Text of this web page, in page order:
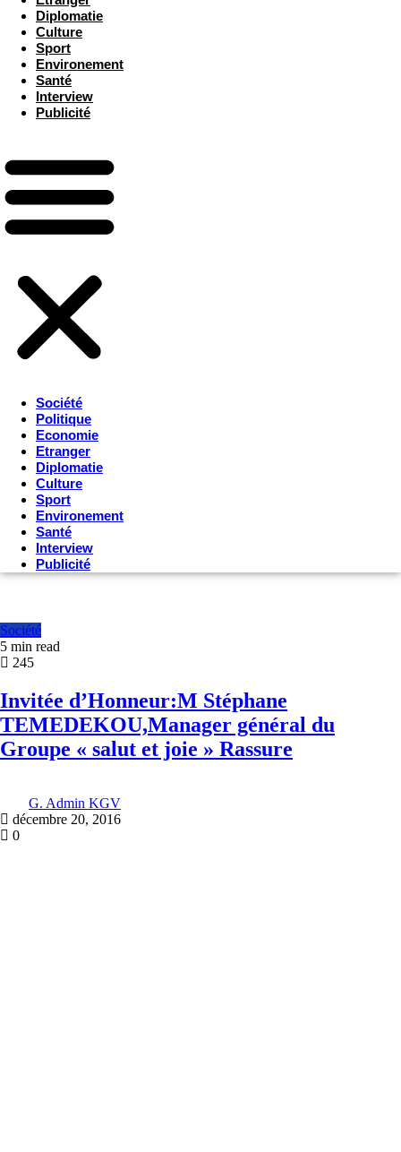
Diplomatie
Culture
Sport
Environement
Santé
Interview
Publicité
Société
Politique
Economie
Etranger
Diplomatie
Culture
Sport
Environement
Santé
Interview
Publicité
Société
5 min read
245
Invitée d’Honneur:M Stéphane
TEMEDEKOU,Manager général du
Groupe « salut et joie » Rassure
G. Admin KGV
décembre 20, 2016
0